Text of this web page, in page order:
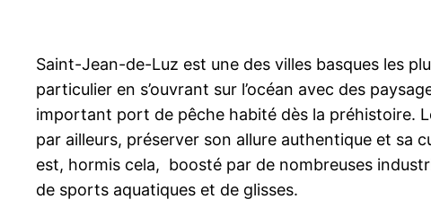
Saint-Jean-de-Luz est une des villes basques les
particulier en s’ouvrant sur l’océan avec des
important port de pêche habité dès la préhistoire.
par ailleurs, préserver son allure authentique et sa
est, hormis cela, boosté par de nombreuses
de sports aquatiques et de glisses.